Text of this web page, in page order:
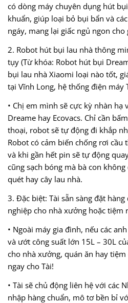
có dòng máy chuyên dụng hút
khuẩn, giúp loại bỏ bụi bẩn và
ngáy, mang lại giấc ngủ ngon cho
2. Robot hút bụi lau nhà thông
tụy (Từ khóa: Robot hút bụi
bụi lau nhà Xiaomi loại nào tốt,
tại Vĩnh Long, hệ thống điện máy
• Chị em mình sẽ cực kỳ nhàn hạ
Dreame hay Ecovacs. Chỉ cần
thoại, robot sẽ tự động đi khắp
Robot có cảm biến chống rơi cầu
và khi gần hết pin sẽ tự động
cũng sạch bóng mà bà con
quét hay cây lau nhà.
3. Đặc biệt: Tài sẵn sàng đặt
nghiệp cho nhà xưởng hoặc tiệm
• Ngoài máy gia đình, nếu các
và ướt công suất lớn 15L – 30L
cho nhà xưởng, quán ăn hay
ngay cho Tài!
• Tài sẽ chủ động liên hệ với các
nhập hàng chuẩn, mô tơ bền bỉ